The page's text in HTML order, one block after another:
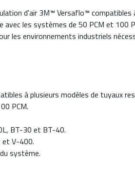
d'air 3M™ Versaflo™
les systèmes de 50 PCM et 100
les environnements industriels
à plusieurs modèles de tuyaux
PCM.
BT-30 et BT-40.
et V-400.
système.